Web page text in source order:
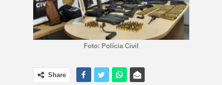
Foto: Polícia Civil
Share